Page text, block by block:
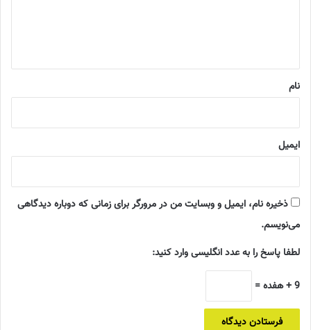
نام
ایمیل
ذخیره نام، ایمیل و وبسایت من در مرورگر برای زمانی که دوباره دیدگاهی
می‌نویسم.
لطفا پاسخ را به عدد انگلیسی وارد کنید:
9 + هفده =